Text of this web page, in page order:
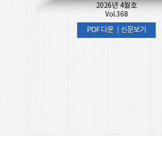
2026년 4월호
Vol.368
PDF 다운 신문보기